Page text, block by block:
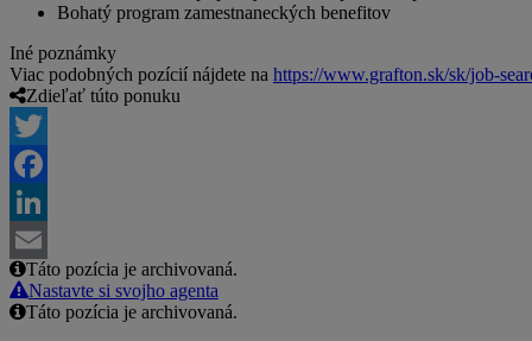
Bohatý program zamestnaneckých benefitov
Iné poznámky
Viac podobných pozícií nájdete na https://www.grafton.sk/sk/job-
Zdieľať túto ponuku
Twitter
Facebook
LinkedIn
Email
Táto pozícia je archivovaná.
Nastavte si svojho agenta
Táto pozícia je archivovaná.